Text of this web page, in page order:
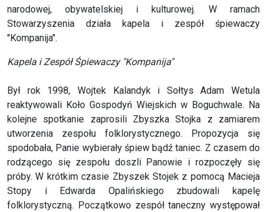
narodowej, obywatelskiej i kulturowej. W ramach
Stowarzyszenia działa kapela i zespół śpiewaczy
"Kompanija".
Kapela i Zespół Śpiewaczy "Kompanija"
Był rok 1998, Wojtek Kalandyk i Sołtys Adam Wetula
reaktywowali Koło Gospodyń Wiejskich w Boguchwale. Na
kolejne spotkanie zaprosili Zbyszka Stojka z zamiarem
utworzenia zespołu folklorystycznego. Propozycja się
spodobała, Panie wybierały śpiew bądź taniec. Z czasem do
rodzącego się zespołu doszli Panowie i rozpoczęły się
próby. W krótkim czasie Zbyszek Stojek z pomocą Macieja
Stopy i Edwarda Opalińskiego zbudowali kapelę
folklorystyczną. Początkowo zespół taneczny występował